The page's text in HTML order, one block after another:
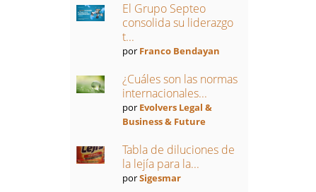
El Grupo Septeo
consolida su liderazgo
t...
por Franco Bendayan
¿Cuáles son las normas
internacionales...
por Evolvers Legal &
Business & Future
Tabla de diluciones de
la lejía para la...
porSigesmar